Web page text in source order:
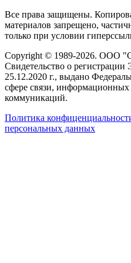
Все права защищены.
материалов запрещено,
только при условии
Copyright © 1989-2026. ООО
Свидетельство о
25.12.2020 г., выдано
сфере связи,
коммуникаций.
Политика
персональных данных